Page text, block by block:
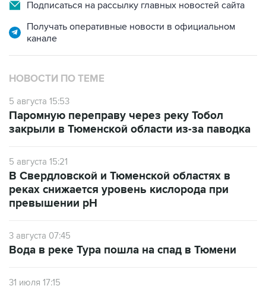
Подписаться на рассылку главных новостей сайта
Получать оперативные новости в официальном
канале
НОВОСТИ ПО ТЕМЕ
5 августа 15:53
Паромную переправу через реку Тобол
закрыли в Тюменской области из-за паводка
5 августа 15:21
В Свердловской и Тюменской областях в
реках снижается уровень кислорода при
превышении рН
3 августа 07:45
Вода в реке Тура пошла на спад в Тюмени
31 июля 17:15